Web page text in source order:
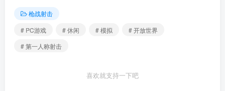
枪战射击
# PC游戏
# 休闲 # 模拟
# 开放世界
# 第一人称射击
喜欢就支持一下吧